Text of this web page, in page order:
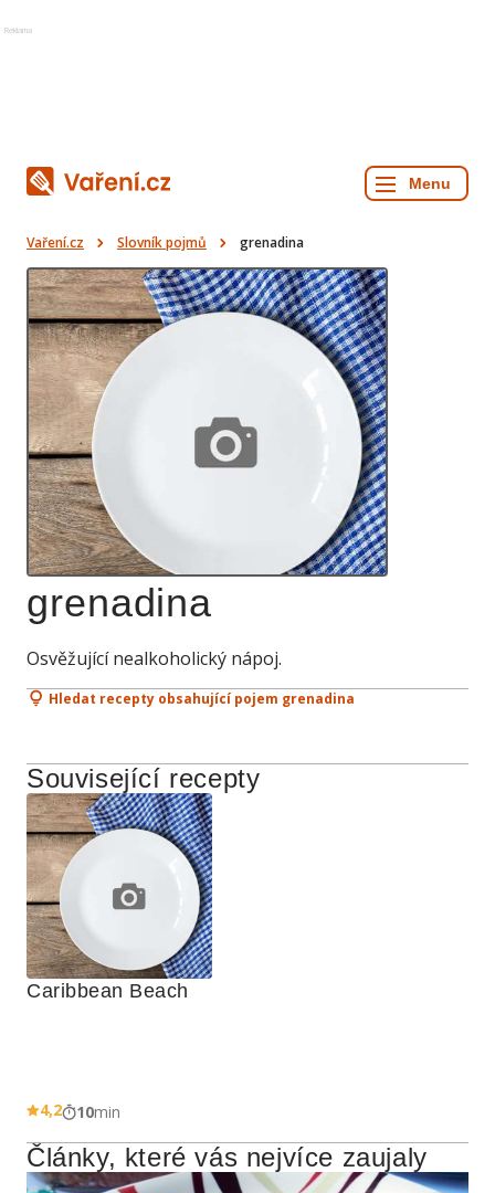
Reklama
Vaření.cz Slovník pojmů grenadina
grenadina
Osvěžující nealkoholický nápoj.
Hledat recepty obsahující pojem grenadina
Související recepty
Caribbean Beach
4,2 10min
Články, které vás nejvíce zaujaly